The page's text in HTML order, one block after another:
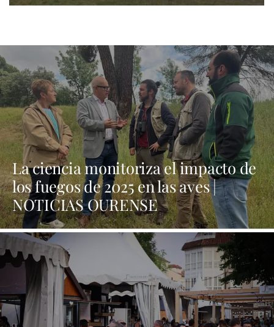
La ciencia monitoriza el impacto de
los fuegos de 2025 en las aves |
NOTICIAS OURENSE